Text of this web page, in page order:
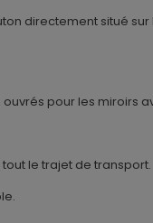
directement situé
ouvrés pour les miroirs
le trajet de transport.